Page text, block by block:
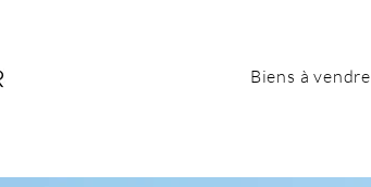
Biens à vendre